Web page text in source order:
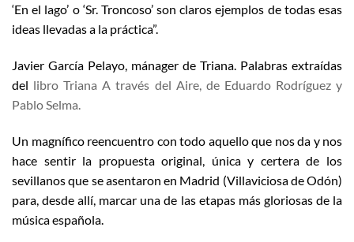
‘En el lago’ o ‘Sr. Troncoso’ son claros ejemplos de todas esas
ideas llevadas a la práctica”.
Javier García Pelayo, mánager de Triana. Palabras extraídas
del libro Triana A través del Aire, de Eduardo Rodríguez y
Pablo Selma.
Un magnífico reencuentro con todo aquello que nos da y nos
hace sentir la propuesta original, única y certera de los
sevillanos que se asentaron en Madrid (Villaviciosa de Odón)
para, desde allí, marcar una de las etapas más gloriosas de la
música española.